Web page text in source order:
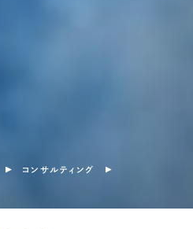
コンサルティング